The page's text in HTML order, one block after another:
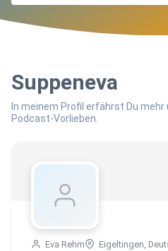
Suppeneva
In meinem Profil erfährst Du mehr
Podcast-Vorlieben.
Eva Rehm
Eigeltingen,